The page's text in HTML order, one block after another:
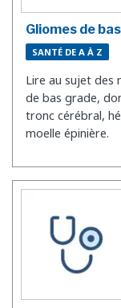
Gliomes de
SANTÉ DE A À Z
Lire au sujet des
de bas grade,
tronc cérébral,
moelle épinière.